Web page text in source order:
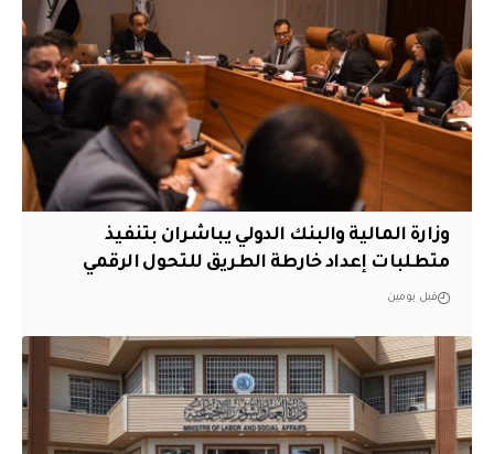
وزارة المالية والبنك الدولي يباشران بتنفيذ
متطلبات إعداد خارطة الطريق للتحول الرقمي
قبل يومين